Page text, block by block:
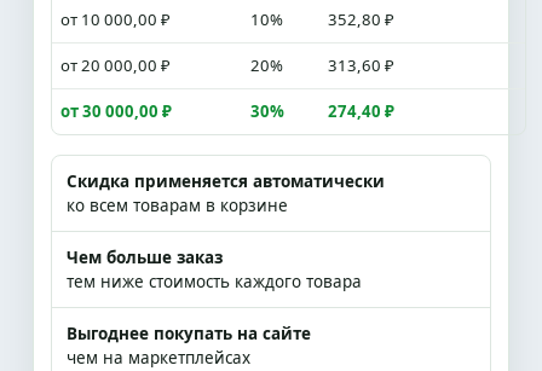
от 10 000,00 ₽ 10% 352,80 ₽
от 20 000,00 ₽ 20% 313,60 ₽
от 30 000,00 ₽ 30% 274,40 ₽
Скидка применяется автоматически
ко всем товарам в корзине
Чем больше заказ
тем ниже стоимость каждого товара
Выгоднее покупать на сайте
чем на маркетплейсах